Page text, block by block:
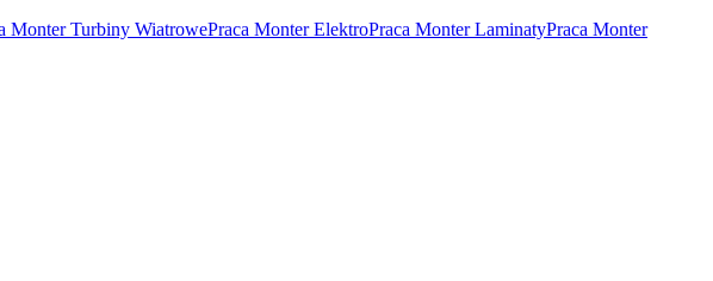
Monter Turbiny WiatrowePraca Monter ElektroPraca Monter LaminatyPraca Monter